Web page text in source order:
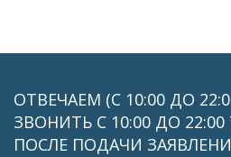
ОТВЕЧАЕМ (С 10:00 ДО
ЗВОНИТЬ C 10:00 ДО
ПОСЛЕ ПОДАЧИ